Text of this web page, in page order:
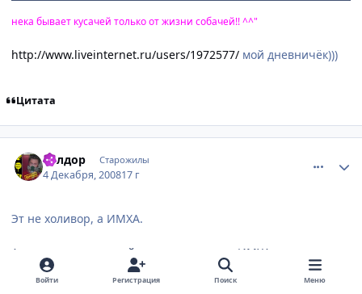
нека бывает кусачей только от жизни собачей!! ^^"
http://www.liveinternet.ru/users/1972577/ мой дневничёк)))
Цитата
Гилдор Старожилы
4 Декабря, 200817 г
Эт не холивор, а ИМХА.
А что есть в н-дцатый раз повторенная ИМХА, при том, что
ей никто, в общем-то, не интересовался?
Войти Регистрация Поиск Меню